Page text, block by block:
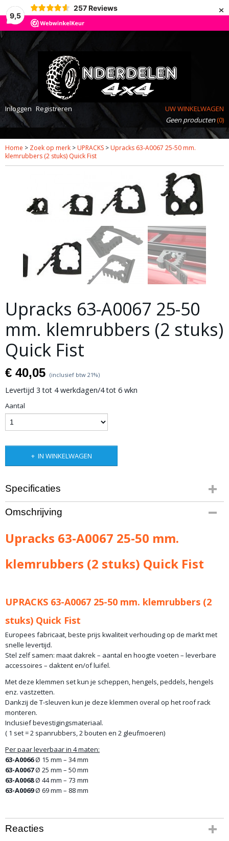
9,5
257 Reviews ×
Inloggen Registreren
UW WINKELWAGEN
Geen producten(0)
Home > Zoek op merk > UPRACKS > Upracks 63-A0067 25-50 mm.
klemrubbers (2 stuks) Quick Fist
Upracks 63-A0067 25-50
mm. klemrubbers (2 stuks)
Quick Fist
€ 40,05 (inclusief btw 21%)
Levertijd 3 tot 4 werkdagen/4 tot 6 wkn
Aantal
IN WINKELWAGEN
Specificaties
Productcode leverancier
D43:63-A0067
1,00 Kg
Omschrijving
Upracks 63-A0067 25-50 mm.
klemrubbers (2 stuks) Quick Fist
UPRACKS 63-A0067 25-50 mm. klemrubbers (2
stuks) Quick Fist
Europees fabricaat, beste prijs kwaliteit verhouding op de markt met
snelle levertijd.
Stel zelf samen: maat dakrek – aantal en hoogte voeten – leverbare
accessoires – daktent en/of luifel.
Met deze klemmen set kun je scheppen, hengels, peddels, hengels
enz. vastzetten.
Dankzij de T-sleuven kun je deze klemmen overal op het roof rack
monteren.
Inclusief bevestigingsmateriaal.
( 1 set = 2 spanrubbers, 2 bouten en 2 gleufmoeren)
Per paar leverbaar in 4 maten:
63-A0066Ø 15 mm – 34 mm
63-A0067Ø 25 mm – 50 mm
63-A0068Ø 44 mm – 73 mm
63-A0069Ø 69 mm – 88 mm
Reacties